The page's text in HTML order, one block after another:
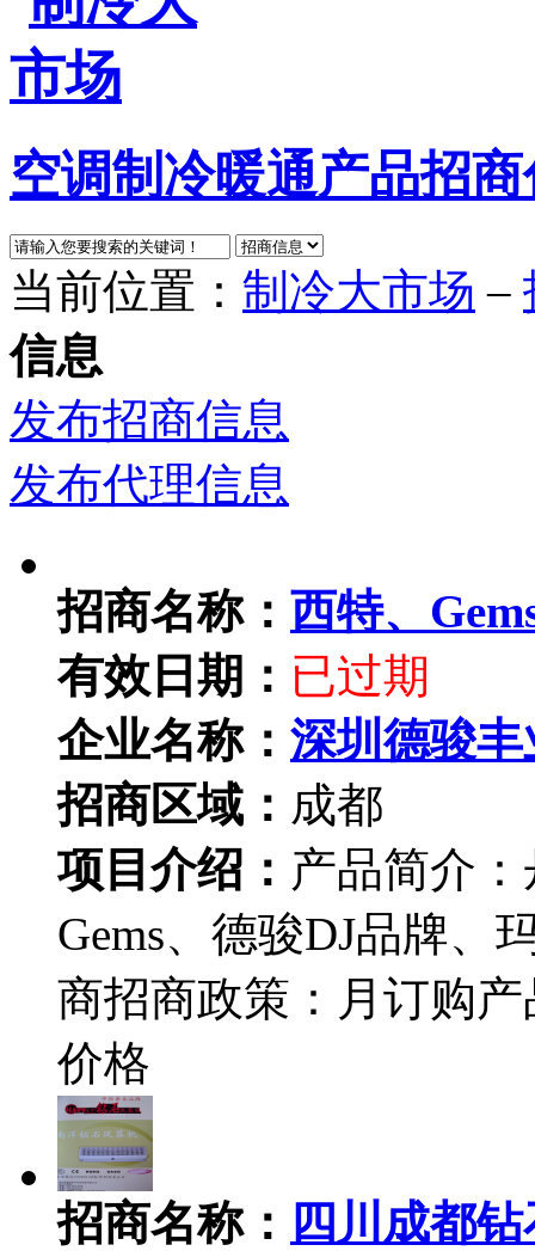
空调制冷暖通产品招
当前位置： 制冷大市场 –
信息
发布招商信息
发布代理信息
招商名称： 西特、
有效日期： 已过期
企业名称： 深圳德骏
招商区域： 成都
项目介绍： 产品简介
Gems、德骏DJ品牌、
商招商政策：月订购
价格
招商名称： 四川成都